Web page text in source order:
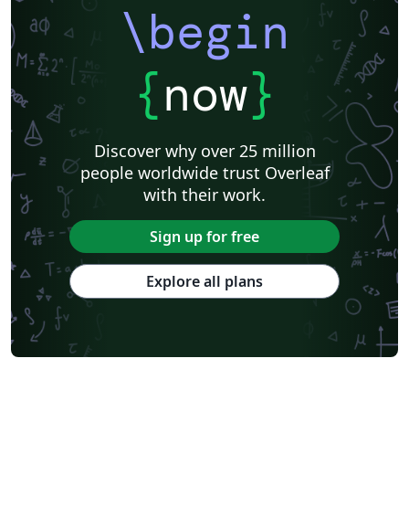
\begin
{now}
Discover why over 25 million
people worldwide trust Overleaf
with their work.
Sign up for free
Explore all plans